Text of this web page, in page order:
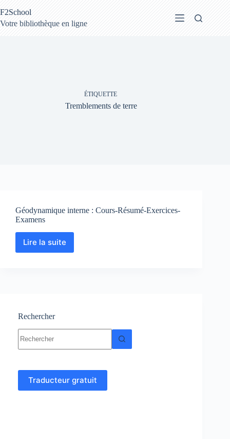
au
contenu
F2School
Votre bibliothèque en ligne
ÉTIQUETTE
Tremblements de terre
Géodynamique interne : Cours-Résumé-Exercices-
Examens
Lire la suiteGéodynamique
Rechercher
résultat
Traducteur gratuit